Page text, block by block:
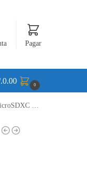
Pagar
0.00 0
256GB